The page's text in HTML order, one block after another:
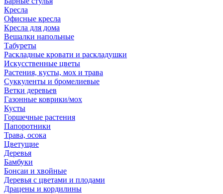
Кресла
Офисные кресла
Кресла для дома
Вешалки напольные
Табуреты
Раскладные кровати и раскладушки
Искусственные цветы
Растения, кусты, мох и трава
Суккуленты и бромелиевые
Ветки деревьев
Газонные коврики/мох
Кусты
Горшечные растения
Папоротники
Трава, осока
Цветущие
Деревья
Бамбуки
Бонсаи и хвойные
Деревья с цветами и плодами
Драцены и кордилины